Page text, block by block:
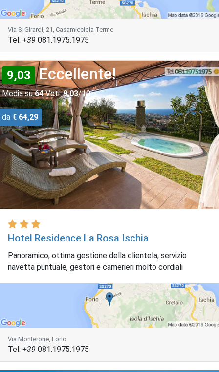
Via S. Girardi, 21, Casamicciola Terme
Tel. +39 081.1975.1975
9,03 Eccellente!
Media su64Voti: 9,03/10
da € 64,29
Hotel Residence La Rosa Ischia
Panoramico, ottima gestione della clientela, servizio
navetta puntuale, gestori e camerieri molto cordiali
Via Monterone, Forio
Tel. +39 081.1975.1975